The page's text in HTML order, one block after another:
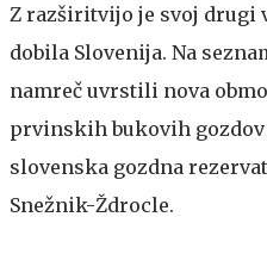
Z razširitvijo je svoj drugi
dobila Slovenija. Na
namreč uvrstili nova
prvinskih bukovih
slovenska gozdna
Snežnik-Ždrocle.